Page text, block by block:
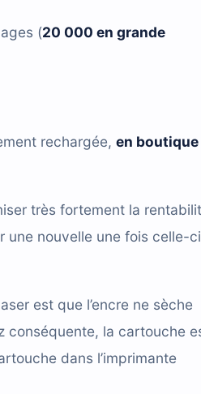
(20 000 en grande
rechargée, en boutique
très fortement la
une nouvelle une fois celle-ci
est que l’encre ne sèche
conséquente, la cartouche
dans l’imprimante